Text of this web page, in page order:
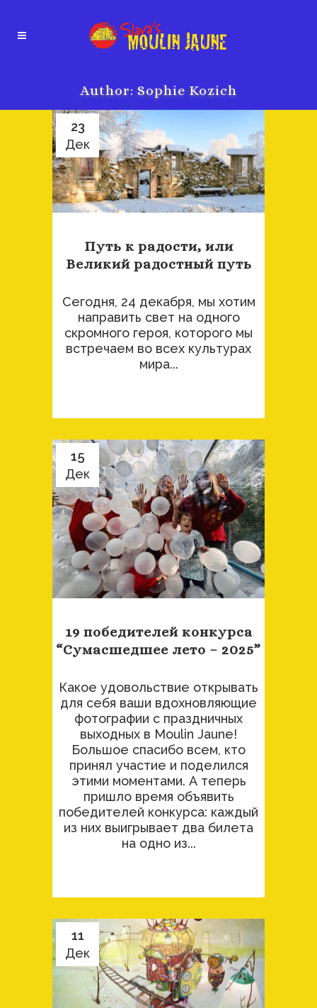
Author: Sophie Kozich
23
Дек
Путь к радости, или
Великий радостный путь
Сегодня, 24 декабря, мы хотим
направить свет на одного
скромного героя, которого мы
встречаем во всех культурах
мира...
15
Дек
19 победителей конкурса
“Сумасшедшее лето – 2025”
Какое удовольствие открывать
для себя ваши вдохновляющие
фотографии с праздничных
выходных в Moulin Jaune!
Большое спасибо всем, кто
принял участие и поделился
этими моментами. А теперь
пришло время объявить
победителей конкурса: каждый
из них выигрывает два билета
на одно из...
11
Дек